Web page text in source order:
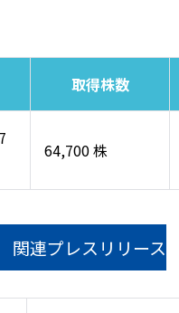
取得株数
64,700 株
関連プレスリリース